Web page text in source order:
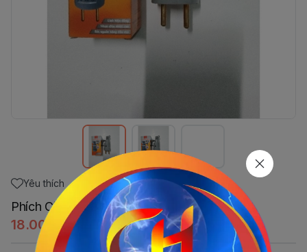
Yêu thích
Phích Cắm Tròn Cam PC2 8000W PIPO
18.000đ